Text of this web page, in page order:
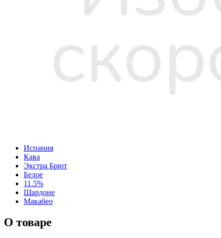
Испания
Кава
Экстра Брют
Белое
11.5%
Шардоне
Макабео
О товаре